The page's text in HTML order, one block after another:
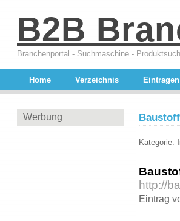
B2B
Branchenportal - Suchmaschine -
Home Verzeichnis Eintragen
Werbung
Kategorie:
http://
Eintrag